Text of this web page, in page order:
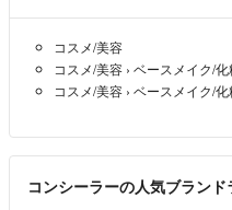
コスメ/美容
コスメ/美容 › ベースメイク/
コスメ/美容 › ベースメイク/
コンシーラーの人気ブラン